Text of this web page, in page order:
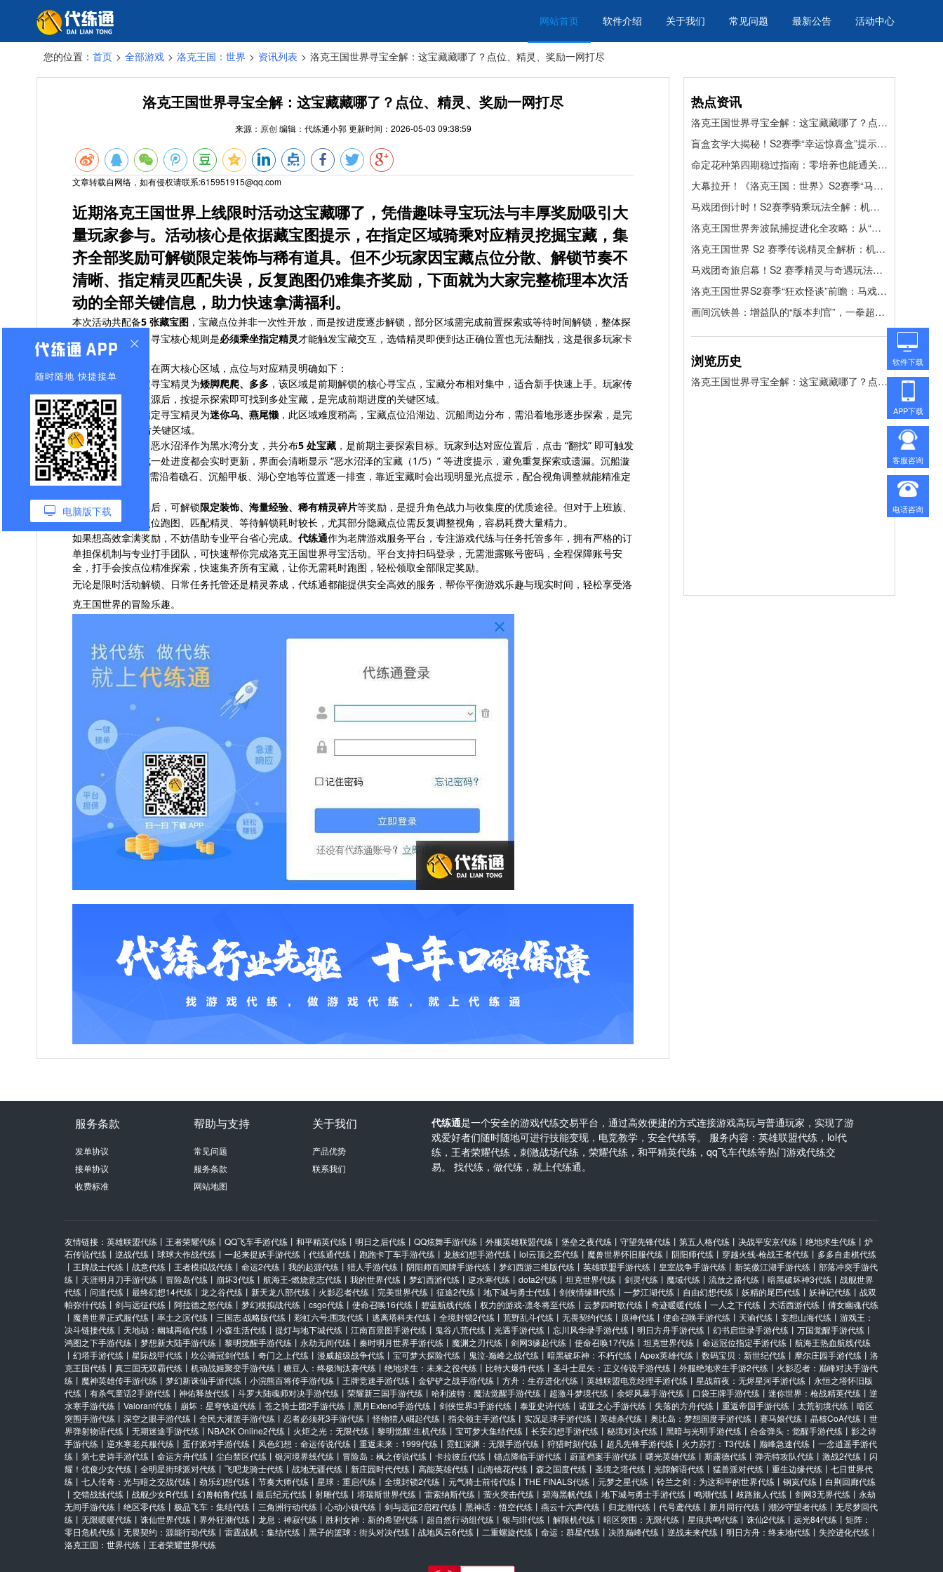
网站首页 软件介绍 关于我们 常见问题 最新公告 活动中心
您的位置： 首页 > 全部游戏 > 洛克王国：世界 > 资讯列表 > 洛克王国世界寻宝全解：这宝藏藏哪了？点位、精灵、奖励一网打尽
洛克王国世界寻宝全解：这宝藏藏哪了？点位、精灵、奖励一网打尽
来源： 原创 编辑： 代练通小郭更新时间： 2026-05-03 09:38:59
文章转载自网络，如有侵权请联系:615951915@qq.com
近期洛克王国世界上线限时活动这宝藏哪了 ，凭借趣味寻宝玩法与丰厚奖励吸引大
量玩家参与。活动核心是依据藏宝图提示，在指定区域骑乘对应精灵挖掘宝藏，集
齐全部奖励可解锁限定装饰与稀有道具。但不少玩家因宝藏点位分散、解锁节奏不
清晰、指定精灵匹配失误，反复跑图仍难集齐奖励，下面就为大家完整梳理本次活
动的全部关键信息，助力快速拿满福利。
本次活动共配备5 张藏宝图 ，宝藏点位并非一次性开放，而是按进度逐步解锁，部分区域需完成前置探索或等待时间解锁，整体探
索节奏循序渐进。寻宝核心规则是必须乘坐指定精灵才能触发宝藏交互，选错精灵即便到达正确位置也无法翻找，这是很多玩家卡
关的主要原因。
活动主要宝藏集中在两大核心区域，点位与对应精灵明确如下：
黑水湾区域
：指定寻宝精灵为矮脚爬爬、多多 ，该区域是前期解锁的核心寻宝点，宝藏分布相对集中，适合新手快速上手。玩家传
送到黑水峡魔力之源后，按提示探索即可找到多处宝藏，是完成前期进度的关键区域。
沉船漩涡区域
：指定寻宝精灵为迷你乌、燕尾懒 ，此区域难度稍高，宝藏点位沿湖边、沉船周边分布，需沿着地形逐步探索，是完
成 5/5 进度的最后关键区域。
从具体点位来看，恶水沼泽作为黑水湾分支，共分布5 处宝藏 ，是前期主要探索目标。玩家到达对应位置后，点击 “翻找” 即可触发
宝藏获取，每完成一处进度都会实时更新，界面会清晰显示 “恶水沼泽的宝藏（1/5）” 等进度提示，避免重复探索或遗漏。沉船漩
涡则有6 处宝藏
，需沿着礁石、沉船甲板、湖心空地等位置逐一排查，靠近宝藏时会出现明显光点提示，配合视角调整就能精准定
完成全部宝藏收集后，可解锁限定装饰、海量经验、稀有精灵碎片等奖励，是提升角色战力与收集度的优质途径。但对于上班族、
学生党而言，逐点位跑图、匹配精灵、等待解锁耗时较长，尤其部分隐藏点位需反复调整视角，容易耗费大量精力。
如果想高效拿满奖励，不妨借助专业平台省心完成。 代练通作为老牌游戏服务平台，专注游戏代练与任务托管多年，拥有严格的订
单担保机制与专业打手团队，可快速帮你完成洛克王国世界寻宝活动。平台支持扫码登录，无需泄露账号密码，全程保障账号安
全，打手会按点位精准探索，快速集齐所有宝藏，让你无需耗时跑图，轻松领取全部限定奖励。
无论是限时活动解锁、日常任务托管还是精灵养成，代练通都能提供安全高效的服务，帮你平衡游戏乐趣与现实时间，轻松享受洛
克王国世界的冒险乐趣。
热点资讯
洛克王国世界寻宝全解：这宝藏藏哪了？点位、精灵、奖励一网打尽
盲盒玄学大揭秘！S2赛季“幸运惊喜盒”提示词全解，教你精准拿捏异色精灵
命定花种第四期稳过指南：零培养也能通关，拿满奖励不翻车
大幕拉开！《洛克王国：世界》S2赛季“马戏团”主题全奇遇精灵造型与异色鉴赏指南
马戏团倒计时！S2赛季骑乘玩法全解：机幕方舟“走钢丝”与绝版代币速刷
洛克王国世界奔波鼠捕捉进化全攻略：从“跑图苦力”到“挖矿达人”的养成手册
洛克王国世界 S2 赛季传说精灵全解析：机械核心 + 冰火双神，阵容强度再升级
马戏团奇旅启幕！S2 赛季精灵与奇遇玩法全攻略
洛克王国世界S2赛季“狂欢怪谈”前瞻：马戏团奇遇精灵全图鉴与绝版收藏攻略
画间沉铁兽：增益队的“版本判官”，一拳超人养成全攻略
浏览历史
洛克王国世界寻宝全解：这宝藏藏哪了？点位、精灵、奖励一网打尽
服务条款
发单协议
接单协议
收费标准
帮助与支持
常见问题
服务条款
网站地图
关于我们
产品优势
联系我们
代练通是一个安全的游戏代练交易平台，通过高效便捷的方式连接游戏高玩与普通玩家，实现了游
戏爱好者们随时随地可进行技能变现，电竞教学，安全代练等。 服务内容：英雄联盟代练，lol代
练，王者荣耀代练，刺激战场代练，荣耀代练，和平精英代练，qq飞车代练等热门游戏代练交
易。 找代练，做代练，就上代练通。
友情链接： 英雄联盟代练 丨 王者荣耀代练 丨 QQ飞车手游代练 丨 和平精英代练 丨 明日之后代练 丨 QQ炫舞手游代练 丨 外服英雄联盟代练 丨 堡垒之夜代练 丨 守望先锋代练 丨 第五人格代练 丨 决战平安京代练 丨 绝地求生代练 丨 炉
石传说代练 丨 逆战代练 丨 球球大作战代练 丨 一起来捉妖手游代练 丨 代练通代练 丨 跑跑卡丁车手游代练 丨 龙族幻想手游代练 丨 lol云顶之弈代练 丨 魔兽世界怀旧服代练 丨 阴阳师代练 丨 穿越火线-枪战王者代练 丨 多多自走棋代练
丨 王牌战士代练 丨 战意代练 丨 王者模拟战代练 丨 命运2代练 丨 我的起源代练 丨 猎人手游代练 丨 阴阳师百闻牌手游代练 丨 梦幻西游三维版代练 丨 英雄联盟手游代练 丨 皇室战争手游代练 丨 新笑傲江湖手游代练 丨 部落冲突手游代
练 丨 天涯明月刀手游代练 丨 冒险岛代练 丨 崩坏3代练 丨 航海王-燃烧意志代练 丨 我的世界代练 丨 梦幻西游代练 丨 逆水寒代练 丨 dota2代练 丨 坦克世界代练 丨 剑灵代练 丨 魔域代练 丨 流放之路代练 丨 暗黑破坏神3代练 丨 战舰世界
代练 丨 问道代练 丨 最终幻想14代练 丨 龙之谷代练 丨 新天龙八部代练 丨 火影忍者代练 丨 完美世界代练 丨 征途2代练 丨 地下城与勇士代练 丨 剑侠情缘Ⅲ代练 丨 一梦江湖代练 丨 自由幻想代练 丨 妖精的尾巴代练 丨 妖神记代练 丨 战双
帕弥什代练 丨 剑与远征代练 丨 阿拉德之怒代练 丨 梦幻模拟战代练 丨 csgo代练 丨 使命召唤16代练 丨 碧蓝航线代练 丨 权力的游戏-凛冬将至代练 丨 云梦四时歌代练 丨 奇迹暖暖代练 丨 一人之下代练 丨 大话西游代练 丨 倩女幽魂代练
丨 魔兽世界正式服代练 丨 率土之滨代练 丨 三国志·战略版代练 丨 彩虹六号:围攻代练 丨 逃离塔科夫代练 丨 全境封锁2代练 丨 荒野乱斗代练 丨 无畏契约代练 丨 原神代练 丨 使命召唤手游代练 丨 天谕代练 丨 妄想山海代练 丨 游戏王：
决斗链接代练 丨 天地劫：幽城再临代练 丨 小森生活代练 丨 提灯与地下城代练 丨 江南百景图手游代练 丨 鬼谷八荒代练 丨 光遇手游代练 丨 忘川风华录手游代练 丨 明日方舟手游代练 丨 幻书启世录手游代练 丨 万国觉醒手游代练 丨
鸿图之下手游代练 丨 梦想新大陆手游代练 丨 黎明觉醒手游代练 丨 永劫无间代练 丨 秦时明月世界手游代练 丨 魔渊之刃代练 丨 剑网3缘起代练 丨 使命召唤17代练 丨 坦克世界代练 丨 命运冠位指定手游代练 丨 航海王热血航线代练
丨 幻塔手游代练 丨 星际战甲代练 丨 坎公骑冠剑代练 丨 奇门之上代练 丨 漫威超级战争代练 丨 宝可梦大探险代练 丨 鬼泣-巅峰之战代练 丨 暗黑破坏神：不朽代练 丨 Apex英雄代练 丨 数码宝贝：新世纪代练 丨 摩尔庄园手游代练 丨 洛
克王国代练 丨 真三国无双霸代练 丨 机动战姬聚变手游代练 丨 糖豆人：终极淘汰赛代练 丨 绝地求生：未来之役代练 丨 比特大爆炸代练 丨 圣斗士星矢：正义传说手游代练 丨 外服绝地求生手游2代练 丨 火影忍者：巅峰对决手游代
练 丨 魔神英雄传手游代练 丨 梦幻新诛仙手游代练 丨 小浣熊百将传手游代练 丨 王牌竞速手游代练 丨 金铲铲之战手游代练 丨 方舟：生存进化代练 丨 英雄联盟电竞经理手游代练 丨 星战前夜：无烬星河手游代练 丨 永恒之塔怀旧版
代练 丨 有杀气童话2手游代练 丨 神佑释放代练 丨 斗罗大陆魂师对决手游代练 丨 荣耀新三国手游代练 丨 哈利波特：魔法觉醒手游代练 丨 超激斗梦境代练 丨 余烬风暴手游代练 丨 口袋王牌手游代练 丨 迷你世界：枪战精英代练 丨 逆
水寒手游代练 丨 Valorant代练 丨 崩坏：星穹铁道代练 丨 苍之骑士团2手游代练 丨 黑月Extend手游代练 丨 剑侠世界3手游代练 丨 泰亚史诗代练 丨 诺亚之心手游代练 丨 失落的方舟代练 丨 重返帝国手游代练 丨 太荒初境代练 丨 暗区
突围手游代练 丨 深空之眼手游代练 丨 全民大灌篮手游代练 丨 忍者必须死3手游代练 丨怪物猎人崛起代练 丨 指尖领主手游代练 丨 实况足球手游代练 丨 英雄杀代练 丨 奥比岛：梦想国度手游代练 丨 赛马娘代练 丨 晶核CoA代练 丨 世
界弹射物语代练 丨 无期迷途手游代练 丨 NBA2K Online2代练 丨 火炬之光：无限代练 丨 黎明觉醒:生机代练 丨 宝可梦大集结代练 丨 长安幻想手游代练 丨 秘境对决代练 丨 黑暗与光明手游代练 丨 合金弹头：觉醒手游代练 丨 影之诗
手游代练 丨 逆水寒老兵服代练 丨 蛋仔派对手游代练 丨 风色幻想：命运传说代练 丨 重返未来：1999代练 丨 霓虹深渊：无限手游代练 丨 狩猎时刻代练 丨 超凡先锋手游代练 丨 火力苏打：T3代练 丨 巅峰急速代练 丨 一念逍遥手游代
练 丨 第七史诗手游代练 丨 命运方舟代练 丨 尘白禁区代练 丨 银河境界线代练 丨 冒险岛：枫之传说代练 丨 卡拉彼丘代练 丨 锚点降临手游代练 丨 蔚蓝档案手游代练 丨 曙光英雄代练 丨 斯露德代练 丨 弹壳特攻队代练 丨 激战2代练 丨 闪
耀！优俊少女代练 丨 全明星街球派对代练 丨 飞吧龙骑士代练 丨 战地无疆代练 丨 新庄园时代代练 丨 高能英雄代练 丨 山海镜花代练 丨 森之国度代练 丨 圣境之塔代练 丨 光隙解语代练 丨 猛兽派对代练 丨 重生边缘代练 丨 七日世界代
练 丨 七人传奇：光与暗之交战代练 丨 劲乐幻想代练 丨 节奏大师代练 丨 星球：重启代练 丨 全境封锁2代练 丨 元气骑士前传代练 丨 THE FINALS代练 丨 元梦之星代练 丨 铃兰之剑：为这和平的世界代练 丨 钢岚代练 丨 白荆回廊代练
丨 交错战线代练 丨 战舰少女R代练 丨 幻兽帕鲁代练 丨 最后纪元代练 丨 射雕代练 丨 塔瑞斯世界代练 丨 雷索纳斯代练 丨 萤火突击代练 丨 碧海黑帆代练 丨 地下城与勇士手游代练 丨 鸣潮代练 丨 歧路旅人代练 丨 剑网3无界代练 丨 永劫
无间手游代练 丨 绝区零代练 丨 极品飞车：集结代练 丨 三角洲行动代练 丨 心动小镇代练 丨 剑与远征2启程代练 丨 黑神话：悟空代练 丨 燕云十六声代练 丨 归龙潮代练 丨 代号鸢代练 丨 新月同行代练 丨 潮汐守望者代练 丨 无尽梦回代
练 丨 无限暖暖代练 丨 诛仙世界代练 丨 界外狂潮代练 丨 龙息：神寂代练 丨 胜利女神：新的希望代练 丨 超自然行动组代练 丨 银与绯代练 丨 解限机代练 丨 暗区突围：无限代练 丨 星痕共鸣代练 丨 诛仙2代练 丨 远光84代练 丨 矩阵：
零日危机代练 丨 无畏契约：源能行动代练 丨 雷霆战机：集结代练 丨 黑子的篮球：街头对决代练 丨 战地风云6代练 丨 二重螺旋代练 丨 命运：群星代练 丨 决胜巅峰代练 丨 逆战未来代练 丨 明日方舟：终末地代练 丨 失控进化代练 丨
洛克王国：世界代练 丨 王者荣耀世界代练
随时随地 快捷接单
电脑版下载
软件下载
APP下载
客服咨询
电话咨询